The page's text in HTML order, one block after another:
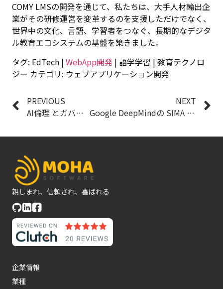
COMY LMSの開発を通じて、私たちは、大手人材輸出企
業がその研修運営を変革するのを支援しただけでなく、
世界中の文化、言語、学習者をつなぐ、長期的なデジタ
ル教育エコシステムの基盤を築きました。
タグ: EdTech | WebApp開発 | 語学学習 | 教育テクノロ
ジー カテゴリ: ウェブアプリケーション開発
PREVIOUS
AI倫理 とガバナンス：持続可能なAI社会を築くための課題
NEXT
Google DeepMindの SIMA 2 ：仮想3D世界における汎用AIエージェントの革新とAGIへの展望
親しまれ、信頼され、喜ばれる
企業情報
業種